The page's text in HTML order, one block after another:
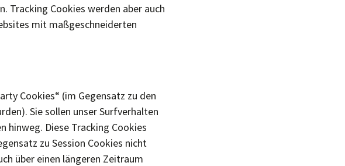
Tracking Cookies werden aber auch
mit maßgeschneiderten
Cookies“ (im Gegensatz zu den
Sie sollen unser Surfverhalten
hinweg. Diese Tracking Cookies
zu Session Cookies nicht
über einen längeren Zeitraum